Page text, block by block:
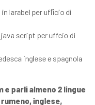
larabel per ufﬁcio di
script per uffcio di
inglese e spagnola
parli almeno 2 lingue
inglese,